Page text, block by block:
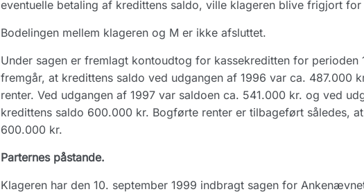
eventuelle betaling af kredittens saldo, ville klageren blive frigjort for
Bodelingen mellem klageren og M er ikke afsluttet.
Under sagen er fremlagt kontoudtog for kassekreditten for perioden
fremgår, at kredittens saldo ved udgangen af 1996 var ca. 487.000
renter. Ved udgangen af 1997 var saldoen ca. 541.000 kr. og ved
kredittens saldo 600.000 kr. Bogførte renter er tilbageført således,
600.000 kr.
Parternes påstande.
Klageren har den 10. september 1999 indbragt sagen for